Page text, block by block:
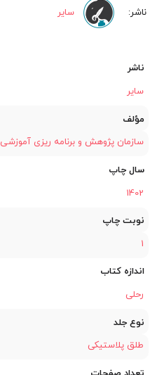
سایر
ناشر
سایر
مؤلف
سازمان پژوهش و برنامه ریزی آموزشی
سال چاپ
1402
نوبت چاپ
1
اندازه کتاب
رحلی
نوع جلد
طلق پلاستیکی